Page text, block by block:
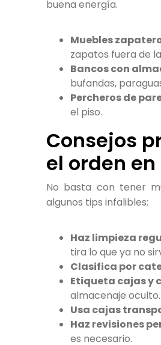
buena energía.
Muebles
zapatos fuera de
Bancos con
bufandas,
Percheros de
el piso.
Consejos
el orden
No basta con tener
algunos tips infalibles:
Haz limpieza
tira lo que ya no
Clasifica por
Etiqueta cajas y
almacenaje oculto.
Usa cajas
Haz revisiones
es necesario.